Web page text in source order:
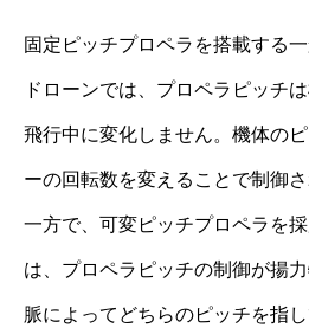
固定ピッチプロペラを搭載する
ドローンでは、プロペラピッチ
飛行中に変化しません。機体の
ーの回転数を変えることで制御さ
一方で、可変ピッチプロペラを
は、プロペラピッチの制御が揚
脈によってどちらのピッチを指